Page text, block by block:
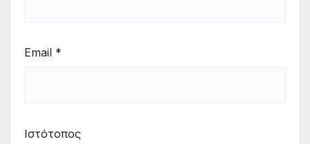
Email *
Ιστότοπος